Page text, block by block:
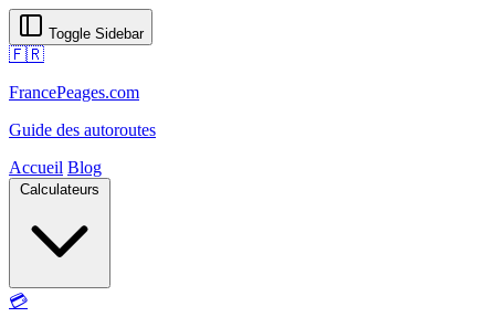
Toggle Sidebar
🇫🇷
FrancePeages.com
Guide des autoroutes
Accueil Blog
Calculateurs
💳